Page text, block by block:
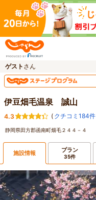
ゲスト さん
伊豆畑毛温泉 誠山
4.3 ( クチコミ184件
静岡県田方郡函南町畑毛２４４－４
施設情報 プラン
35件